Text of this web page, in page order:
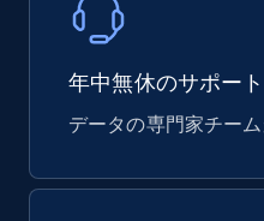
more.
eCommerce
年中無休のサポート
データの専門家チー